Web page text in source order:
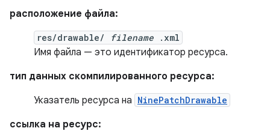
расположение файла:
res/drawable/ filename .xml
Имя файла — это идентификатор ресурса.
тип данных скомпилированного ресурса:
Указатель ресурса на NinePatchDrawable
ссылка на ресурс: